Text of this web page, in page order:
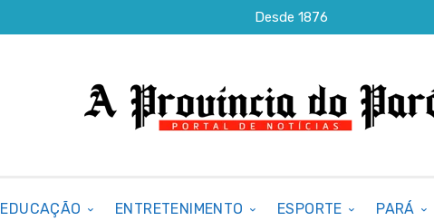
Desde 1876
EDUCAÇÃO ENTRETENIMENTO ESPORTE PARÁ